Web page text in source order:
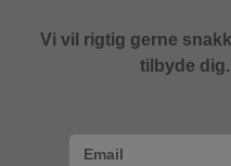
Vi vil rigtig gerne
tilbyde